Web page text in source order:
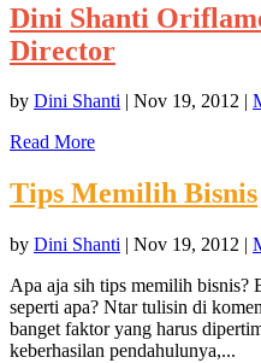
Dini Shanti
Director
by Dini Shanti | Nov 19, 2012 |
Read More
Tips Memilih Bisnis
by Dini Shanti | Nov 19, 2012 |
Apa aja sih tips memilih bisnis?
seperti apa? Ntar tulisin di
banget faktor yang harus
keberhasilan pendahulunya,...